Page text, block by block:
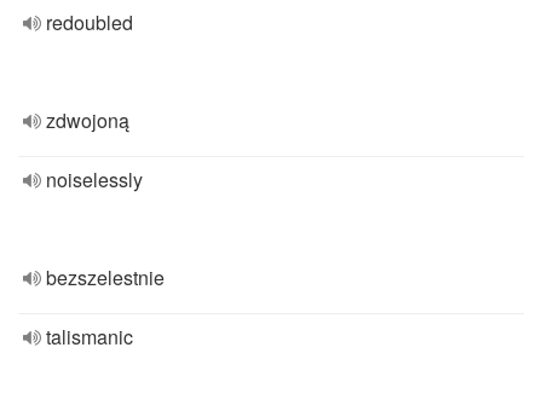
redoubled
zdwojoną
noiselessly
bezszelestnie
talismanic